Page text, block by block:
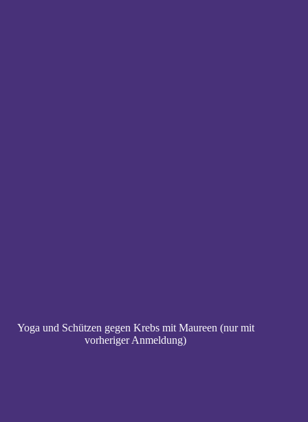
Yoga und Schützen gegen Krebs mit Maureen (nur mit
vorheriger Anmeldung)